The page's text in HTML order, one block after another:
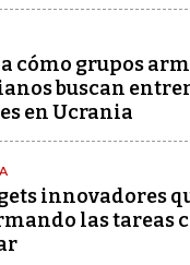
cómo grupos
buscan
en Ucrania
innovadores
las tareas